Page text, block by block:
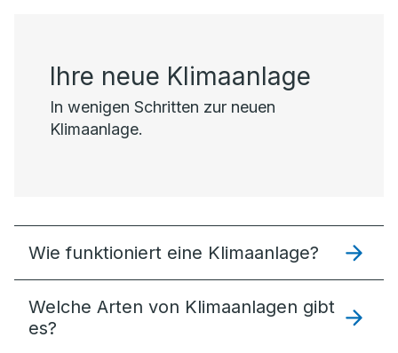
Ihre neue Klimaanlage
In wenigen Schritten zur neuen
Klimaanlage.
Wie funktioniert eine Klimaanlage?
Welche Arten von Klimaanlagen gibt
es?